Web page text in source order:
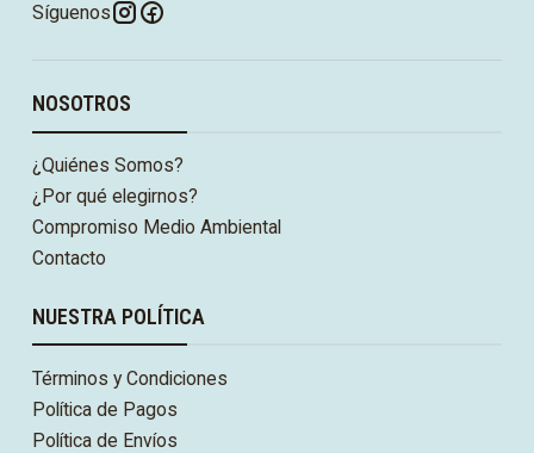
Síguenos
NOSOTROS
¿Quiénes Somos?
¿Por qué elegirnos?
Compromiso Medio Ambiental
Contacto
NUESTRA POLÍTICA
Términos y Condiciones
Política de Pagos
Política de Envíos